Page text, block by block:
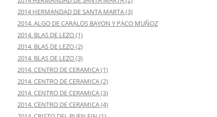
2014 HERMANDAD DE SANTA MARTA (3)
2014. ALGO DE CARALOS BAYON Y PACO MUÑOZ
2014. BLAS DE LEZO (1)
2014. BLAS DE LEZO (2)
2014. BLAS DE LEZO (3)
2014. CENTRO DE CERAMICA (1)
2014. CENTRO DE CERAMICA (2)
2014. CENTRO DE CERAMICA (3)
2014. CENTRO DE CERAMICA (4)